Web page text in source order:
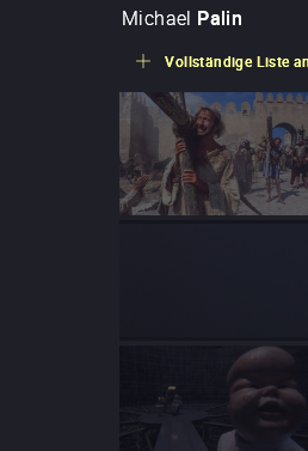
Michael Palin
Vollständige Liste